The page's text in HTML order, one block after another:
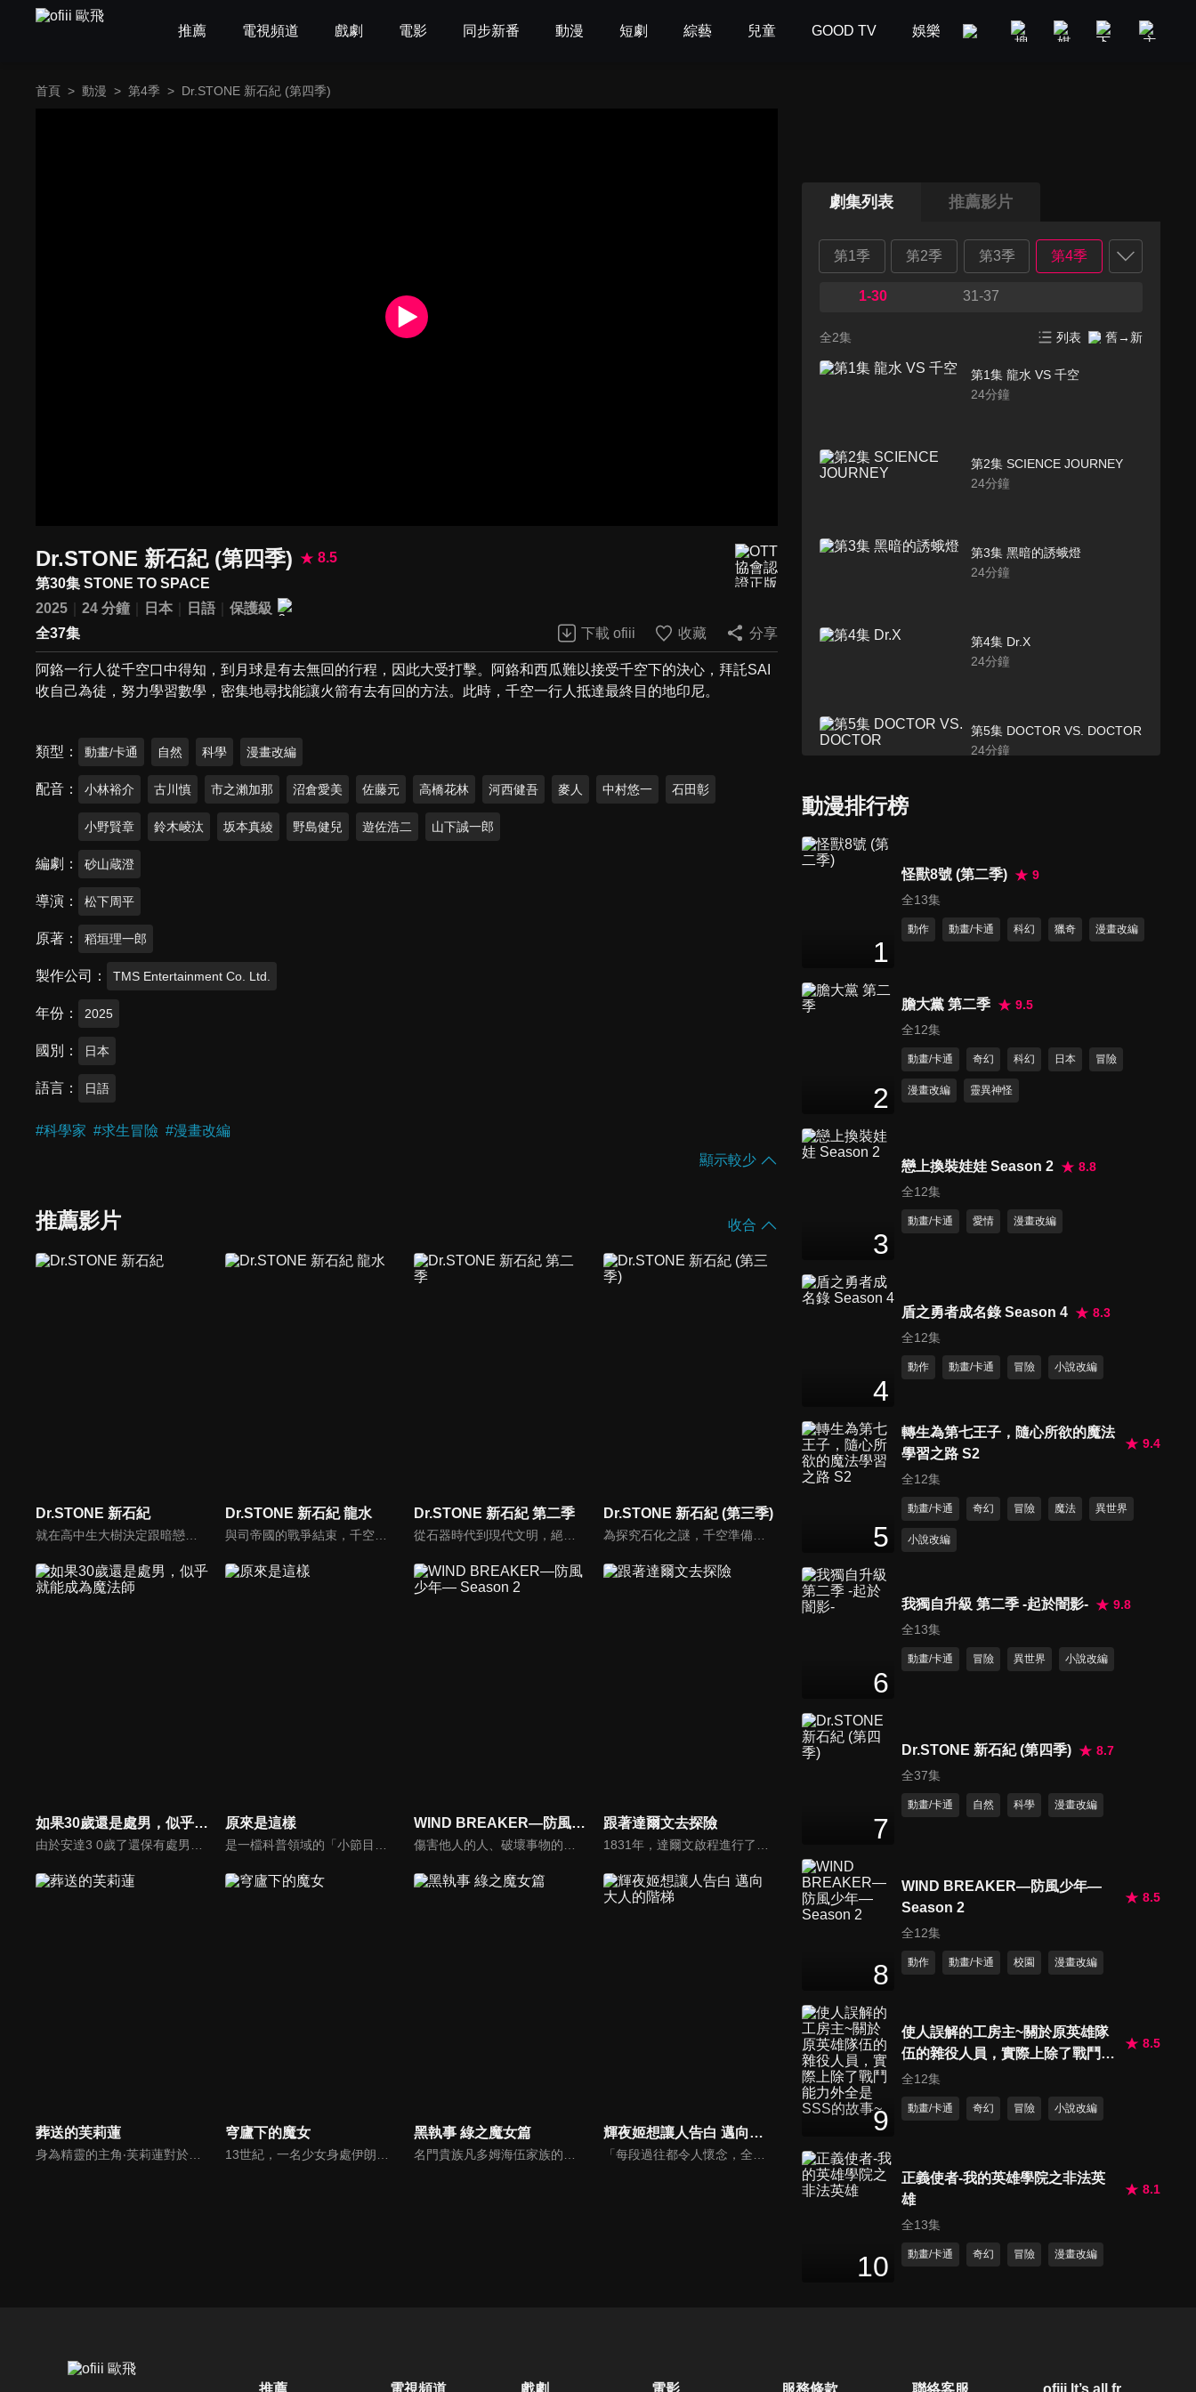
推薦 電視頻道 戲劇 電影 同步新番 動漫 短劇 綜藝 兒童 GOOD TV 娛樂 美食旅遊 新聞政論
首頁 > 動漫 > 第4季 > Dr.STONE 新石紀 (第四季)
Dr.STONE 新石紀 (第四季)
8.5
第30集 STONE TO SPACE
2025
24 分鐘 日本 日語
保護級
全37集
下載 ofiii 收藏 分享
阿鉻一行人從千空口中得知，到月球是有去無回的行程，因此大受打擊。阿鉻和西瓜難以接受千空下的決心，拜託SAI
收自己為徒，努力學習數學，密集地尋找能讓火箭有去有回的方法。此時，千空一行人抵達最終目的地印尼。
類型 動畫/卡通 自然 科學 漫畫改編
配音 小林裕介 古川慎 市之瀨加那 沼倉愛美 佐藤元 高橋花林 河西健吾 麥人 中村悠一 石田彰
小野賢章 鈴木崚汰 坂本真綾 野島健兒 遊佐浩二 山下誠一郎
編劇 砂山蔵澄
導演 松下周平
原著 稻垣理一郎
製作公司 TMS Entertainment Co. Ltd.
年份 2025
國別 日本
語言 日語
#科學家 #求生冒險 #漫畫改編
顯示較少
推薦影片 收合
Dr.STONE 新石紀 Dr.STONE 新石紀 龍水
與司帝國的戰爭結束，千空等人為了拯救進入冰凍睡眠的司而出動。為了解開石化之謎，科學王國一行人終於決定前往地球的背後──新世界。 千空等人製造為了航海而需要的船隻，並且需要擁有100億神腕船長成為科學王國的同伴；千空請前記者南提供情報，得知七海財團的大少爺，過去曾乘著帆船在海上遨遊的"七海龍水"，千空決定讓他醒來。「哈哈！世界再次成為我的囊中之物！」龍水發下如此豪語，並且發揮他強大的慾望，在村子裡發行貨幣，過著豪華奢侈的生活。龍水接下擔任船長的職責，相對的他提出想得到被稱為能源之王的"石油"……。
Dr.STONE 新石紀 第二季 Dr.STONE 新石紀 (第三季)
為探究石化之謎，千空準備啟程至石化發生源南美洲，他們促進了農耕和畜牧技術，並完成引擎的帆船「珀爾修斯」。千空率領成員出航前往百夜等人曾經居住的島嶼「寶島」，與島上的統治者荊棘及其部下交戰，並奪得石化裝置、取得勝利。位於石神村的琉璃用無線電向千空詢問進展，但通訊卻遭到攔劫...。
如果30歲還是處男，似乎就能成為魔法師 原來是這樣 WIND BREAKER—防風少年— Season 2 跟著達爾文去探險
葬送的芙莉蓮
身為精靈的主角‧芙莉蓮對於時間的概念有別於常人，透過老友的相繼離世讓她反省過去的自己，開始試著去關心身邊的人事物。藉由她的冒險之旅來探討生命的意義。
穹廬下的魔女
13世紀，一名少女身處伊朗的奴隸市場。這是一個將遼闊大陸操弄於股掌間的一位魔女的故事。失去母親，又被迫遠離故鄉的希塔拉，年紀尚幼，既沒有獨自生存的能力，也沒有未來的希望。這樣的她，被心地善良的學者一家的夫人法蒂瑪收留。「只要透過學習變聰明，不管遇到什麼困擾，都會知道怎麼做才是最好的」法蒂瑪的兒子穆罕默德的一番話觸動了希塔拉。她明白了「知」的可能性與重要性，開始充實自己的學識。她夢想著有朝一日能追上踏上求知之旅的穆罕默德。就在此時，由皇帝成吉思汗所統治，地表最強的「蒙古帝國」正不斷向他國發動侵略，勢力與日俱增。那永無止境的野心，終於也波及了希塔拉居住的城市。在帝國第四皇子拖雷的侵略下，安穩的日子畫上了句點。失去一切的希塔拉，發誓要向這個深不可測的強國復仇。
黑執事 綠之魔女篇
名門貴族凡多姆海伍家族的執事，賽巴斯欽·米卡艾利斯，與年僅13歲的主人謝爾・凡多姆海伍一同擔任“女王的看門犬”，處理黑暗社會中的骯髒事務。奉女王之命，賽巴斯欽與謝爾前往德國調查一連串離奇的死亡事件。在追查被傳言“只要踏入便會遭詛咒而死”的“狼人之森”真相時，駭人的詛咒悄然降臨。
輝夜姬想讓人告白 邁向大人的階梯
「每段過往都令人懷念，全都是無可取代的寶貴回憶。」秀知院學園是秀才雲集的菁英學校，在學生會中擔任學生會副會長・四宮輝夜遇見了學生會長・白銀御行。兩人歷經漫長的戀愛頭腦戰，最後終於開始交往……。時光流逝，輝夜獨自在房內翻閱相簿。相簿內都是她與白銀及秀知院學園的夥伴們一起度過的回憶照片。沉浸在回憶之中的輝夜每翻過一頁，回憶就湧上她的心頭。
劇集列表 推薦影片
第1季 第2季 第3季 第4季
1-30 31-37
全2集 列表 舊→新
第1集 龍水 VS 千空
24分鐘
第2集 SCIENCE JOURNEY
24分鐘
第3集 黑暗的誘蛾燈
24分鐘
第4集 Dr.X
24分鐘
第5集 DOCTOR VS. DOCTOR
24分鐘
24分鐘
第8集 LOCK ON
第9集 科學的燈火
第10集 沾滿泥土的道路
24分鐘
第13集 看著同一個月亮
24
24分鐘
第17集 兇悍又美麗
第18集 DIAMOND HEART
第20集 過去想要消除的東西
24分鐘
24分鐘
動漫排行榜
1
怪獸8號 (第二季)
9
全13集
動作 動畫/卡通 科幻 獵奇 漫畫改編
2
膽大黨 第二季
9.5
全12集
動畫/卡通 奇幻 科幻 日本 冒險
漫畫改編 靈異神怪
3
戀上換裝娃娃 Season 2
8.8
全12集
動畫/卡通 愛情 漫畫改編
4
盾之勇者成名錄 Season 4
8.3
全12集
動作 動畫/卡通 冒險 小說改編
5
轉生為第七王子，隨心所欲的魔法
學習之路 S2
9.4
全12集
動畫/卡通 奇幻 冒險 魔法 異世界
小說改編
6
我獨自升級 第二季 -起於闇影-
9.8
全13集
動畫/卡通 冒險 異世界 小說改編
7
Dr.STONE 新石紀 (第四季)
8.7
全37集
動畫/卡通 自然 科學 漫畫改編
8
WIND BREAKER—防風少年—
Season 2
8.5
全12集
動作 動畫/卡通 校園 漫畫改編
9
使人誤解的工房主~關於原英雄隊
伍的雜役人員，實際上除了戰鬥能
力外全是SSS的故事~
8.5
全12集
動畫/卡通 奇幻 冒險 小說改編
10
正義使者-我的英雄學院之非法英
雄
8.1
全13集
動畫/卡通 奇幻 冒險 漫畫改編
推薦 電視頻道 戲劇 電影 服務條款 聯絡客服